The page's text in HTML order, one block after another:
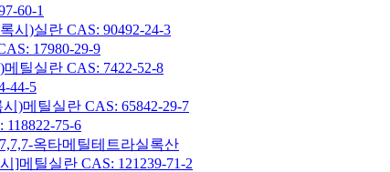
60-1
시)실란 CAS: 90492-24-3
17980-29-9
틸실란 CAS: 7422-52-8
44-5
)메틸실란 CAS: 65842-29-7
75-6
옥타메틸테트라실록산
]메틸실란 CAS: 121239-71-2